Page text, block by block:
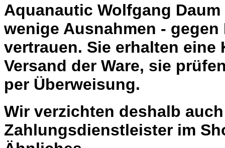
Aquanautic Wolfgang
wenige Ausnahmen -
vertrauen. Sie erhalten
Versand der Ware, sie
per Überweisung.
Wir verzichten deshalb
Zahlungsdienstleister im